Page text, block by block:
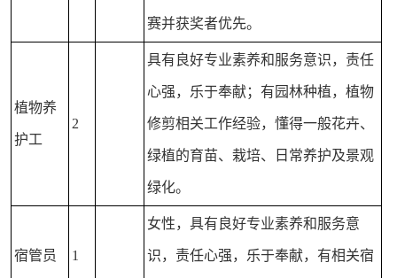
赛并获奖者优先。
植物养
护工
2
具有良好专业素养和服务意识，责任
心强，乐于奉献；有园林种植，植物
修剪相关工作经验，懂得一般花卉、
绿植的育苗、栽培、日常养护及景观
绿化。
宿管员 1
女性，具有良好专业素养和服务意
识，责任心强，乐于奉献，有相关宿